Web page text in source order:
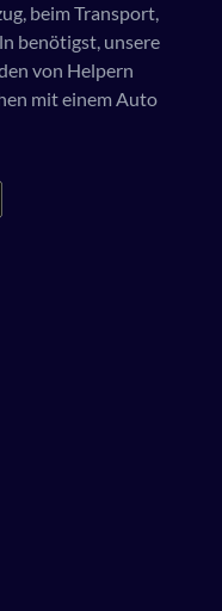
beim Transport,
benötigst, unsere
von Helpern
mit einem Auto